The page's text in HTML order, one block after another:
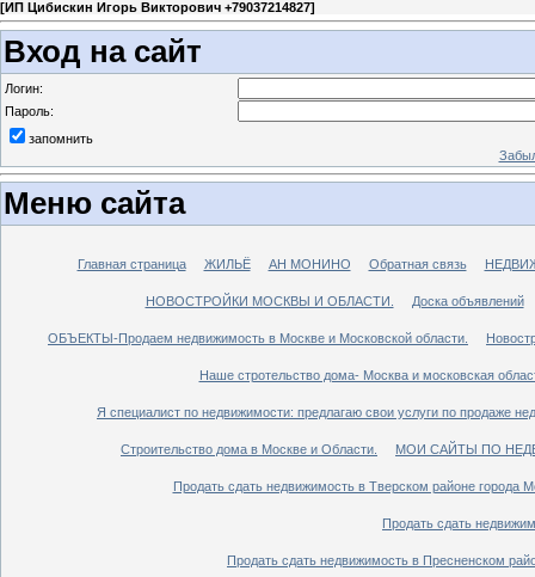
[ИП Цибискин Игорь Викторович +79037214827]
Вход на сайт
Логин:
Пароль:
запомнить
Меню сайта
Главная страница ЖИЛЬЁ АН МОНИНО Обратная связь
НОВОСТРОЙКИ МОСКВЫ И ОБЛАСТИ. Доска объявлений
ОБЪЕКТЫ-Продаем недвижимость в Москве и Московской области.
Наше стротельство дома- Москва и московская
Я специалист по недвижимости: предлагаю свои услуги по продаже
Строительство дома в Москве и Области. МОИ САЙТЫ ПО
Продать сдать недвижимость в Тверском районе города
Продать сдать
Продать сдать недвижимость в Пресненском